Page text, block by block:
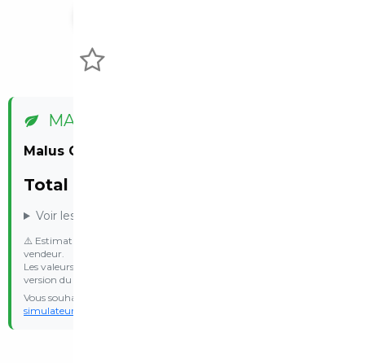
MALUS ÉCOLOGIQUE
Malus CO₂ :
Total Malus :
Voir les détails du calcul
⚠️ Estimation indicative basée sur les données communiquées par le
vendeur.
Les valeurs d’émission WLTP et le malus réel peuvent varier selon la
version du véhicule.
Vous souhaitez une estimation personnalisée ? Essayez notre
simulateur de malus